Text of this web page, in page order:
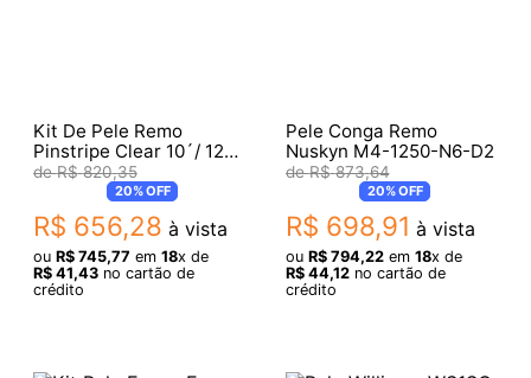
Kit De Pele Remo
Pinstripe Clear 10´/ 12´/
14´/ 14´ Pp0110-Ps
R$ 820,35
20%OFF
R$ 656,28 à vista
ou R$ 745,77 em 18x de
R$ 41,43no cartão de
crédito
Pele Conga Remo
Nuskyn M4-1250-N6-D2
R$ 873,64
20%OFF
R$ 698,91 à vista
ou R$ 794,22em 18x de
R$ 44,12no cartão de
crédito